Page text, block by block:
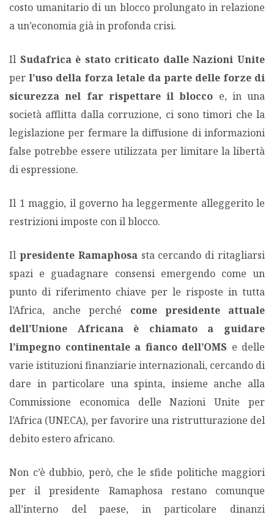
costo umanitario di un blocco prolungato in relazione
a un’economia già in profonda crisi.
Il Sudafrica è stato criticato dalle Nazioni Unite
per l’uso della forza letale da parte delle forze di
sicurezza nel far rispettare il blocco e, in una
società afflitta dalla corruzione, ci sono timori che la
legislazione per fermare la diffusione di informazioni
false potrebbe essere utilizzata per limitare la libertà
di espressione.
Il 1 maggio, il governo ha leggermente alleggerito le
restrizioni imposte con il blocco.
Il presidente Ramaphosasta cercando di ritagliarsi
spazi e guadagnare consensi emergendo come un
punto di riferimento chiave per le risposte in tutta
l’Africa, anche perché come presidente attuale
dell’Unione Africana è chiamato a guidare
l’impegno continentale a fianco dell’OMS e delle
varie istituzioni finanziarie internazionali, cercando di
dare in particolare una spinta, insieme anche alla
Commissione economica delle Nazioni Unite per
l’Africa (UNECA), per favorire una ristrutturazione del
debito estero africano.
Non c’è dubbio, però, che le sfide politiche maggiori
per il presidente Ramaphosa restano comunque
all’interno del paese, in particolare dinanzi